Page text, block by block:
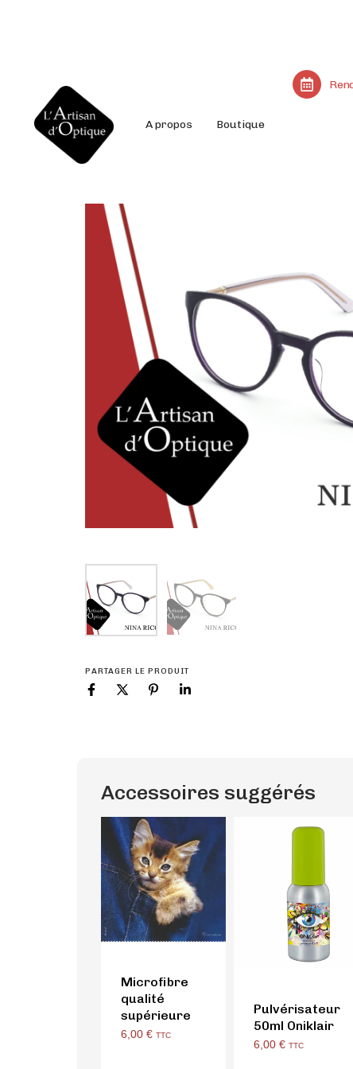
A propos Boutique
PARTAGER LE PRODUIT
Accessoires suggérés
Microfibre
qualité
supérieure
6,00 € TTC
Pulvérisateur
50ml Oniklair
6,00 € TTC